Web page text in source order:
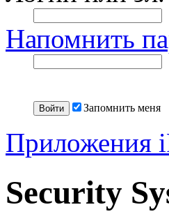
Напомнить
Запомнить меня
Приложения
Security